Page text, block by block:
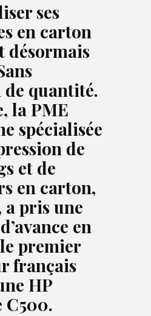
ses
en carton
désormais
quantité.
la PME
spécialisée
de
et de
en carton,
a pris une
en
premier
français
HP
C500.